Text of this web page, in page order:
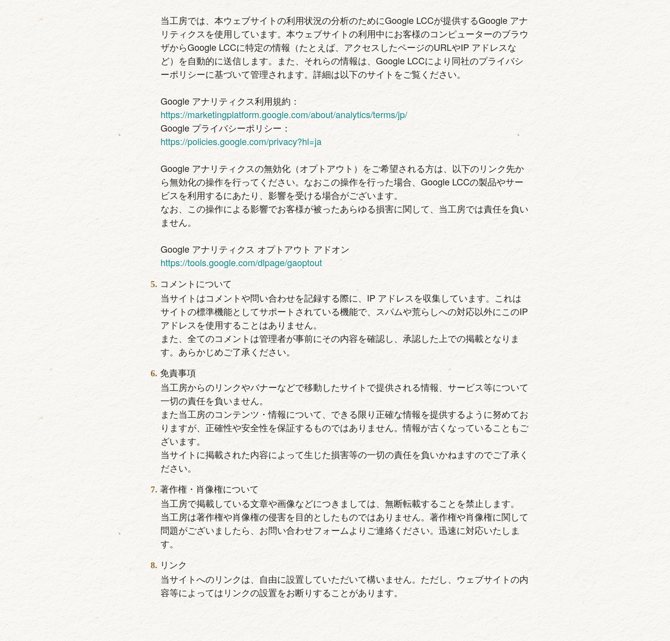
当工房では、本ウェブサイトの利用状況の分析のためにGoogle LCCが提供するGoogle アナ
リティクスを使用しています。本ウェブサイトの利用中にお客様のコンピューターのブラウ
ザからGoogle LCCに特定の情報（たとえば、アクセスしたページのURLやIP アドレスな
ど）を自動的に送信します。また、それらの情報は、Google LCCにより同社のプライバシ
ーポリシーに基づいて管理されます。詳細は以下のサイトをご覧ください。
Google アナリティクス利用規約：
https://marketingplatform.google.com/about/analytics/terms/jp/
Google プライバシーポリシー：
https://policies.google.com/privacy?hl=ja
Google アナリティクスの無効化（オプトアウト）をご希望される方は、以下のリンク先か
ら無効化の操作を行ってください。なおこの操作を行った場合、Google LCCの製品やサー
ビスを利用するにあたり、影響を受ける場合がございます。
なお、この操作による影響でお客様が被ったあらゆる損害に関して、当工房では責任を負い
ません。
Google アナリティクス オプトアウト アドオン
https://tools.google.com/dlpage/gaoptout
コメントについて
当サイトはコメントや問い合わせを記録する際に、IP アドレスを収集しています。これは
サイトの標準機能としてサポートされている機能で、スパムや荒らしへの対応以外にこのIP
アドレスを使用することはありません。
また、全てのコメントは管理者が事前にその内容を確認し、承認した上での掲載となりま
す。あらかじめご了承ください。
免責事項
当工房からのリンクやバナーなどで移動したサイトで提供される情報、サービス等について
一切の責任を負いません。
また当工房のコンテンツ・情報について、できる限り正確な情報を提供するように努めてお
りますが、正確性や安全性を保証するものではありません。情報が古くなっていることもご
ざいます。
当サイトに掲載された内容によって生じた損害等の一切の責任を負いかねますのでご了承く
ださい。
著作権・肖像権について
当工房で掲載している文章や画像などにつきましては、無断転載することを禁止します。
当工房は著作権や肖像権の侵害を目的としたものではありません。著作権や肖像権に関して
問題がございましたら、お問い合わせフォームよりご連絡ください。迅速に対応いたしま
す。
リンク
当サイトへのリンクは、自由に設置していただいて構いません。ただし、ウェブサイトの内
容等によってはリンクの設置をお断りすることがあります。